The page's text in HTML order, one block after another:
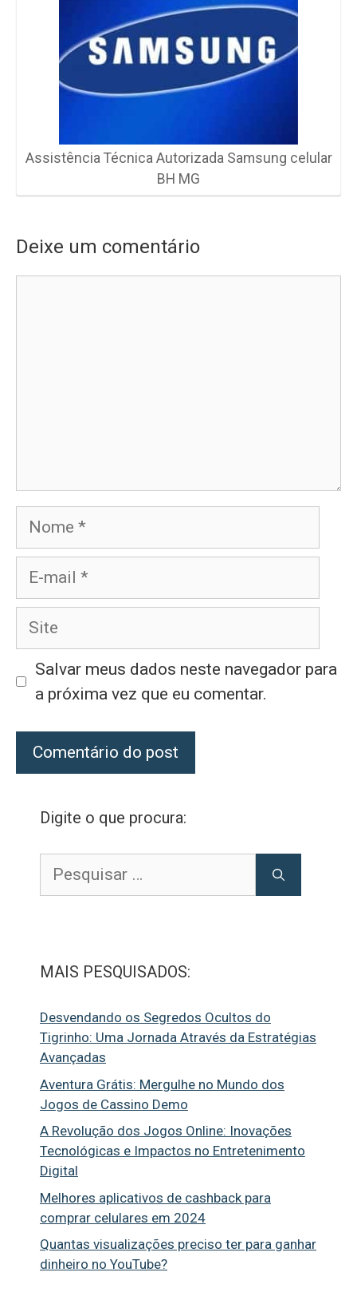
Assistência Técnica Autorizada Samsung celular
BH MG
Deixe um comentário
Nome
Site
Salvar meus dados neste navegador para
a próxima vez que eu comentar.
Digite o que procura:
por:
MAIS PESQUISADOS:
Desvendando os Segredos Ocultos do
Tigrinho: Uma Jornada Através da Estratégias
Avançadas
Aventura Grátis: Mergulhe no Mundo dos
Jogos de Cassino Demo
A Revolução dos Jogos Online: Inovações
Tecnológicas e Impactos no Entretenimento
Digital
Melhores aplicativos de cashback para
comprar celulares em 2024
Quantas visualizações preciso ter para ganhar
dinheiro no YouTube?